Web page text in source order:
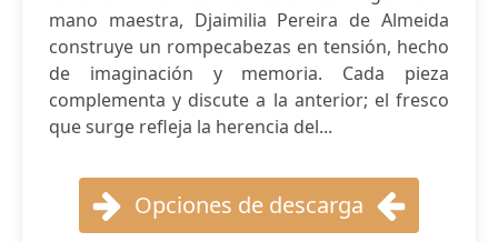
mano maestra, Djaimilia Pereira de Almeida
construye un rompecabezas en tensión, hecho
de imaginación y memoria. Cada pieza
complementa y discute a la anterior; el fresco
que surge refleja la herencia del...
Opciones de descarga